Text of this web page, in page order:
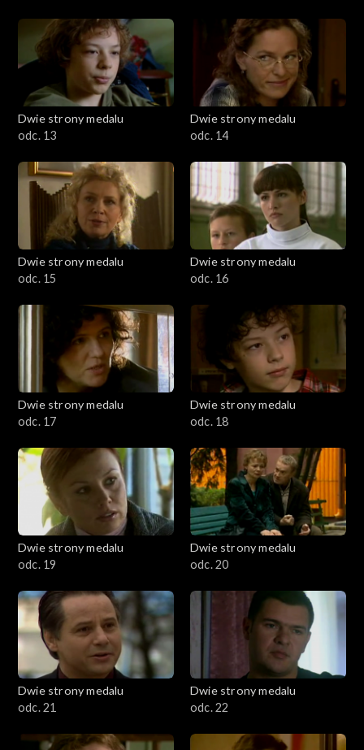
Dwie strony medalu
odc. 13
Dwie strony medalu
odc. 14
Dwie strony medalu
odc. 15
Dwie strony medalu
odc. 16
Dwie strony medalu
odc. 17
Dwie strony medalu
odc. 18
Dwie strony medalu
odc. 19
Dwie strony medalu
odc. 20
Dwie strony medalu
odc. 21
Dwie strony medalu
odc. 22